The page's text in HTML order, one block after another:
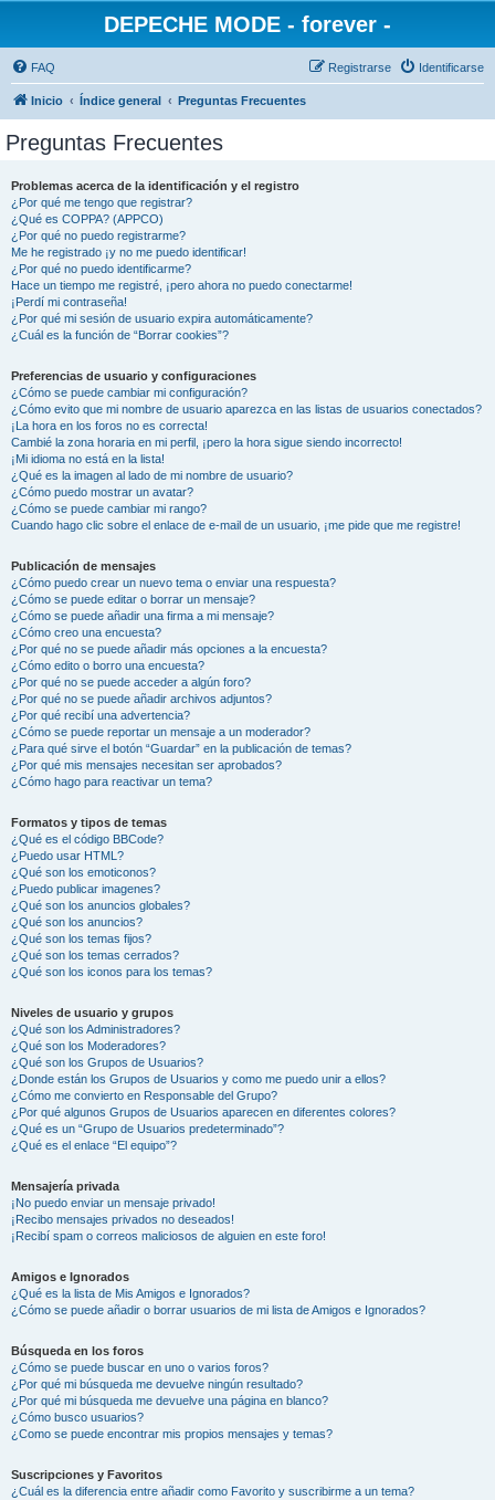
DEPECHE MODE - forever -
FAQ Identificarse
Registrarse
Inicio Índice general Preguntas Frecuentes
Preguntas Frecuentes
Problemas acerca de la identificación y el registro
¿Por qué me tengo que registrar?
¿Qué es COPPA? (APPCO)
¿Por qué no puedo registrarme?
Me he registrado ¡y no me puedo identificar!
¿Por qué no puedo identificarme?
Hace un tiempo me registré, ¡pero ahora no puedo conectarme!
¡Perdí mi contraseña!
¿Por qué mi sesión de usuario expira automáticamente?
¿Cuál es la función de “Borrar cookies”?
Preferencias de usuario y configuraciones
¿Cómo se puede cambiar mi configuración?
¿Cómo evito que mi nombre de usuario aparezca en las listas de usuarios conectados?
¡La hora en los foros no es correcta!
Cambié la zona horaria en mi perfil, ¡pero la hora sigue siendo incorrecto!
¡Mi idioma no está en la lista!
¿Qué es la imagen al lado de mi nombre de usuario?
¿Cómo puedo mostrar un avatar?
¿Cómo se puede cambiar mi rango?
Cuando hago clic sobre el enlace de e-mail de un usuario, ¡me pide que me registre!
Publicación de mensajes
¿Cómo puedo crear un nuevo tema o enviar una respuesta?
¿Cómo se puede editar o borrar un mensaje?
¿Cómo se puede añadir una firma a mi mensaje?
¿Cómo creo una encuesta?
¿Por qué no se puede añadir más opciones a la encuesta?
¿Cómo edito o borro una encuesta?
¿Por qué no se puede acceder a algún foro?
¿Por qué no se puede añadir archivos adjuntos?
¿Por qué recibí una advertencia?
¿Cómo se puede reportar un mensaje a un moderador?
¿Para qué sirve el botón “Guardar” en la publicación de temas?
¿Por qué mis mensajes necesitan ser aprobados?
¿Cómo hago para reactivar un tema?
Formatos y tipos de temas
¿Qué es el código BBCode?
¿Puedo usar HTML?
¿Qué son los emoticonos?
¿Puedo publicar imagenes?
¿Qué son los anuncios globales?
¿Qué son los anuncios?
¿Qué son los temas fijos?
¿Qué son los temas cerrados?
¿Qué son los iconos para los temas?
Niveles de usuario y grupos
¿Qué son los Administradores?
¿Qué son los Moderadores?
¿Qué son los Grupos de Usuarios?
¿Donde están los Grupos de Usuarios y como me puedo unir a ellos?
¿Cómo me convierto en Responsable del Grupo?
¿Por qué algunos Grupos de Usuarios aparecen en diferentes colores?
¿Qué es un “Grupo de Usuarios predeterminado”?
¿Qué es el enlace “El equipo”?
Mensajería privada
¡No puedo enviar un mensaje privado!
¡Recibo mensajes privados no deseados!
¡Recibí spam o correos maliciosos de alguien en este foro!
Amigos e Ignorados
¿Qué es la lista de Mis Amigos e Ignorados?
¿Cómo se puede añadir o borrar usuarios de mi lista de Amigos e Ignorados?
Búsqueda en los foros
¿Cómo se puede buscar en uno o varios foros?
¿Por qué mi búsqueda me devuelve ningún resultado?
¿Por qué mi búsqueda me devuelve una página en blanco?
¿Cómo busco usuarios?
¿Como se puede encontrar mis propios mensajes y temas?
Suscripciones y Favoritos
¿Cuál es la diferencia entre añadir como Favorito y suscribirme a un tema?